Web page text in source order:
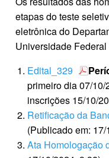
etapas do teste
eletrônica do
Universidade
Edital_329
primeiro dia 07/
inscrições 15/10/
Retificação da
(Publicado em: 17/
Ata Homologação